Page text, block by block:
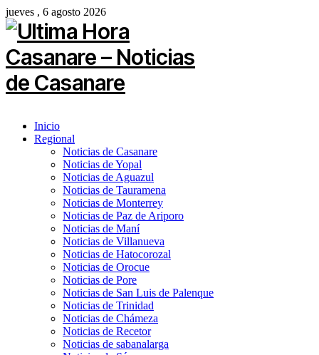
jueves , 6 agosto 2026
Inicio
Regional
Noticias de Casanare
Noticias de Yopal
Noticias de Aguazul
Noticias de Tauramena
Noticias de Monterrey
Noticias de Paz de Ariporo
Noticias de Maní
Noticias de Villanueva
Noticias de Hatocorozal
Noticias de Orocue
Noticias de Pore
Noticias de San Luis de Palenque
Noticias de Trinidad
Noticias de Chámeza
Noticias de Recetor
Noticias de sabanalarga